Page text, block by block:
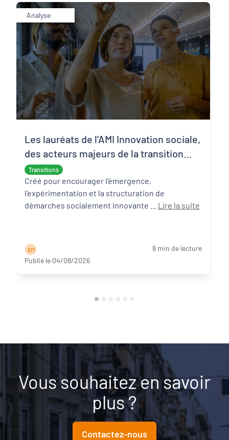
Analyse
Transitions
Les lauréats de l’AMI Innovation sociale,
des acteurs majeurs de la transition
écologique et sociale
Créé pour encourager l’émergence,
l’expérimentation et la structuration de
Lire la suite
A M
8 min de lecture
Publié le 04/08/2026
Vous souhaitez en savoir
plus ?
Contactez-nous